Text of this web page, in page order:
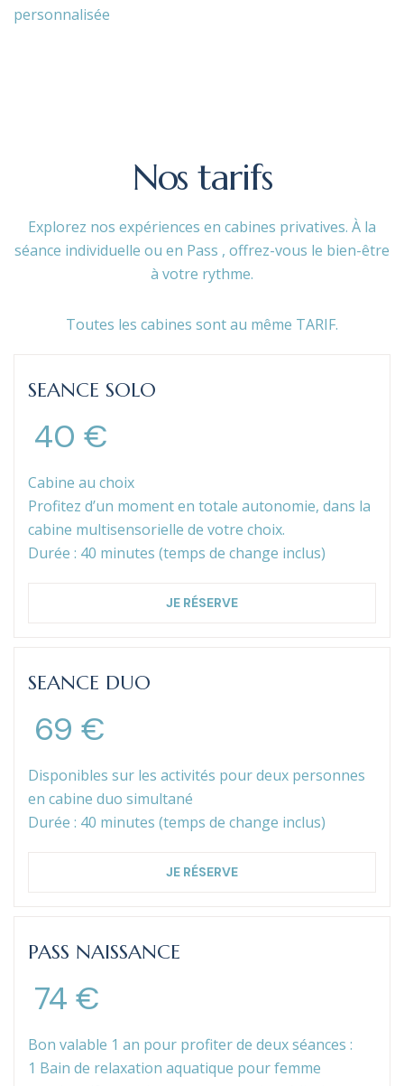
personnalisée
Nos tarifs
Explorez nos expériences en cabines privatives. À la
séance individuelle ou en Pass , offrez-vous le bien-être
à votre rythme.
Toutes les cabines sont au même TARIF.
SEANCE SOLO
40 €
Cabine au choix
Profitez d’un moment en totale autonomie, dans la
cabine multisensorielle de votre choix.
Durée : 40 minutes (temps de change inclus)
JE RÉSERVE
SEANCE DUO
69 €
Disponibles sur les activités pour deux personnes
en cabine duo simultané
Durée : 40 minutes (temps de change inclus)
JE RÉSERVE
PASS NAISSANCE
74 €
Bon valable 1 an pour profiter de deux séances :
1 Bain de relaxation aquatique pour femme